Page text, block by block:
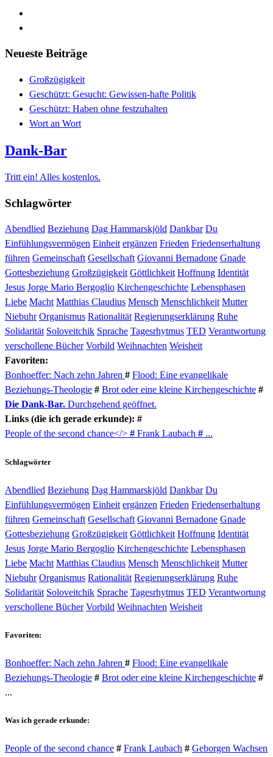
Neueste Beiträge
Großzügigkeit
Geschützt: Gesucht: Gewissen-hafte Politik
Geschützt: Haben ohne festzuhalten
Wort an Wort
Dank-Bar
Tritt ein! Alles kostenlos.
Schlagwörter
Abendlied Beziehung Dag Hammarskjöld Dankbar Du
Einfühlungsvermögen Einheit ergänzen Frieden Friedenserhaltung
führen Gemeinschaft Gesellschaft Giovanni Bernadone Gnade
Gottesbeziehung Großzügigkeit Göttlichkeit Hoffnung Identität
Jesus Jorge Mario Bergoglio Kirchengeschichte Lebensphasen
Liebe Macht Matthias Claudius Mensch Menschlichkeit Mutter
Niebuhr Organismus Rationalität Regierungserklärung Ruhe
Solidarität Soloveitchik Sprache Tagesrhytmus TED Verantwortung
verschollene Bücher Vorbild Weihnachten Weisheit
Favoriten:
Bonhoeffer: Nach zehn Jahren # Flood: Eine evangelikale
Beziehungs-Theologie # Brot oder eine kleine Kirchengeschichte #
Die Dank-Bar. Durchgehend geöffnet.
Links (die ich gerade erkunde): #
People of the second chance</> # Frank Laubach # ...
Schlagwörter
Abendlied Beziehung Dag Hammarskjöld Dankbar Du
Einfühlungsvermögen Einheit ergänzen Frieden Friedenserhaltung
führen Gemeinschaft Gesellschaft Giovanni Bernadone Gnade
Gottesbeziehung Großzügigkeit Göttlichkeit Hoffnung Identität
Jesus Jorge Mario Bergoglio Kirchengeschichte Lebensphasen
Liebe Macht Matthias Claudius Mensch Menschlichkeit Mutter
Niebuhr Organismus Rationalität Regierungserklärung Ruhe
Solidarität Soloveitchik Sprache Tagesrhytmus TED Verantwortung
verschollene Bücher Vorbild Weihnachten Weisheit
Favoriten:
Bonhoeffer: Nach zehn Jahren # Flood: Eine evangelikale
Beziehungs-Theologie # Brot oder eine kleine Kirchengeschichte #
...
Was ich gerade erkunde:
People of the second chance # Frank Laubach # Geborgen Wachsen